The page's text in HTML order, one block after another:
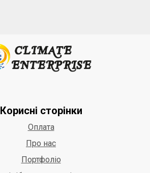
Корисні сторінки
Про нас
Портфоліо
Оплата